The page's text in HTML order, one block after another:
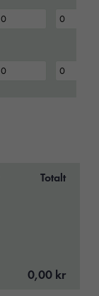
Totalt
0,00 kr